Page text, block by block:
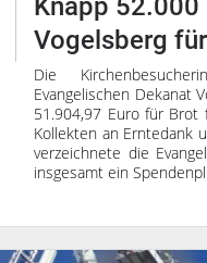
Knapp 52.000
Vogelsberg
Die
Evangelischen Dekanat
51.904,97 Euro für Brot
Kollekten an Erntedank
verzeichnete die
insgesamt ein